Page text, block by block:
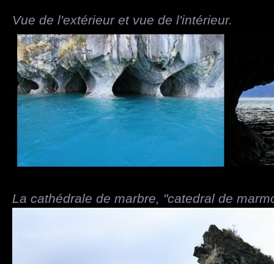
Vue de l'extérieur et vue de l'intérieur.
La cathédrale de marbre, "catedral de